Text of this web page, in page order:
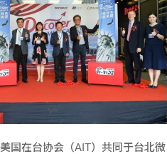
国在台协会（AIT）共同于台北微